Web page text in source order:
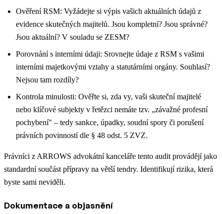
Ověření RSM: Vyžádejte si výpis vašich aktuálních údajů z
evidence skutečných majitelů. Jsou kompletní? Jsou správné?
Jsou aktuální? V souladu se ZESM?
Porovnání s interními údaji: Srovnejte údaje z RSM s vašimi
interními majetkovými vztahy a statutárními orgány. Souhlasí?
Nejsou tam rozdíly?
Kontrola minulosti: Ověřte si, zda vy, vaši skuteční majitelé
nebo klíčové subjekty v řetězci nemáte tzv. „závažné profesní
pochybení" – tedy sankce, úpadky, soudní spory či porušení
právních povinností dle § 48 odst. 5 ZVZ.
Právníci z ARROWS advokátní kanceláře tento audit provádějí jako
standardní součást přípravy na větší tendry. Identifikují rizika, která
byste sami neviděli.
Dokumentace a objasnění